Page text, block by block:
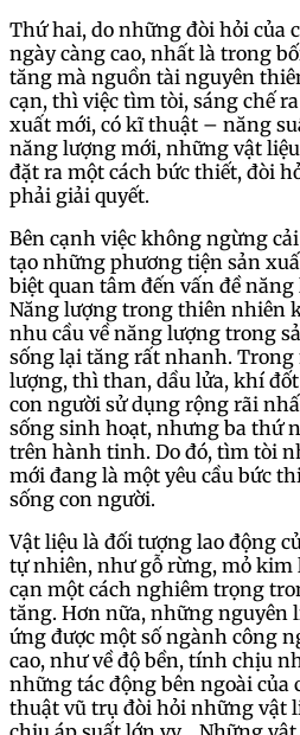
Thứ hai, do những đòi hỏi của
ngày càng cao, nhất là trong
tăng mà nguồn tài nguyên
cạn, thì việc tìm tòi, sáng chế
xuất mới, có kĩ thuật – năng
năng lượng mới, những vật
đặt ra một cách bức thiết, đòi
phải giải quyết.
Bên cạnh việc không ngừng
tạo những phương tiện sản
biệt quan tâm đến vấn đề
Năng lượng trong thiên nhiên
nhu cầu về năng lượng trong
sống lại tăng rất nhanh.
lượng, thì than, dầu lửa, khí
con người sử dụng rộng rãi
sống sinh hoạt, nhưng ba thứ
trên hành tinh. Do đó, tìm tòi
mới đang là một yêu cầu bức
sống con người.
Vật liệu là đối tượng lao động
tự nhiên, như gỗ rừng, mỏ kim
cạn một cách nghiêm trọng
tăng. Hơn nữa, những nguyên
ứng được một số ngành công
cao, như về độ bền, tính chịu
những tác động bên ngoài của
thuật vũ trụ đòi hỏi những vật